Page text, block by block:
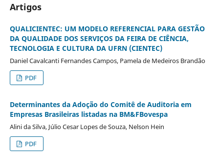
Artigos
QUALICIENTEC: UM MODELO REFERENCIAL PARA GESTÃO
DA QUALIDADE DOS SERVIÇOS DA FEIRA DE CIÊNCIA,
TECNOLOGIA E CULTURA DA UFRN (CIENTEC)
Daniel Cavalcanti Fernandes Campos, Pamela de Medeiros Brandão
PDF
Determinantes da Adoção do Comitê de Auditoria em
Empresas Brasileiras listadas na BM&FBovespa
Alini da Silva, Júlio Cesar Lopes de Souza, Nelson Hein
PDF